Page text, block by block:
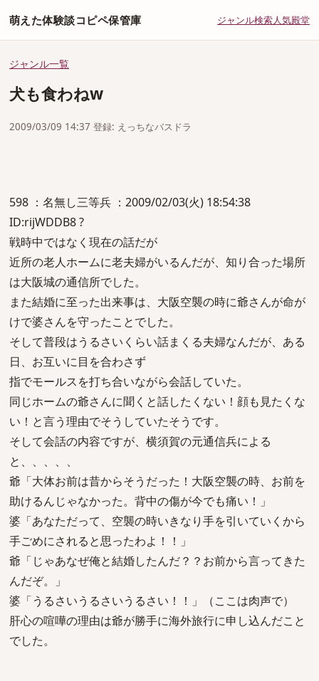
萌えた体験談コピペ保管庫 ジャンル検索人気殿堂
ジャンル一覧
犬も食わねw
2009/03/09 14:37 登録: えっちなバスドラ
598 ：名無し三等兵 ：2009/02/03(火) 18:54:38
ID:rijWDDB8 ?
戦時中ではなく現在の話だが
近所の老人ホームに老夫婦がいるんだが、知り合った場所
は大阪城の通信所でした。
また結婚に至った出来事は、大阪空襲の時に爺さんが命が
けで婆さんを守ったことでした。
そして普段はうるさいくらい話まくる夫婦なんだが、ある
日、お互いに目を合わさず
指でモールスを打ち合いながら会話していた。
同じホームの爺さんに聞くと話したくない！顔も見たくな
い！と言う理由でそうしていたそうです。
そして会話の内容ですが、横須賀の元通信兵による
と、、、、、
爺「大体お前は昔からそうだった！大阪空襲の時、お前を
助けるんじゃなかった。背中の傷が今でも痛い！」
婆「あなただって、空襲の時いきなり手を引いていくから
手ごめにされると思ったわよ！！」
爺「じゃあなぜ俺と結婚したんだ？？お前から言ってきた
んだぞ。」
婆「うるさいうるさいうるさい！！」（ここは肉声で）
肝心の喧嘩の理由は爺が勝手に海外旅行に申し込んだこと
でした。